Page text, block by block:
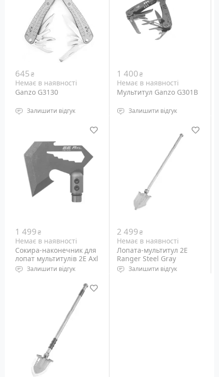
645₴
Немає в наявності
Ganzo G3130
Залишити відгук
Кількість інструментів:
Вага: 210 грам
Додатково: нейлоновий
чохол
1 400₴
Немає в наявності
Мультитул Ganzo G301B
Залишити відгук
Кількість інструментів:
1 499₴
Немає в наявності
Сокира-наконечник для
лопат мультитулів 2E Axl
Tactical Gray
Залишити відгук
Габарити леза: 146 х 118
Матеріал: мартенситна
2 499₴
Немає в наявності
Лопата-мультитул 2E
Ranger Steel Gray
Залишити відгук